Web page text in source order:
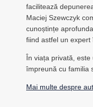
facilitează
Maciej Szewczyk
cunoștințe
fiind astfel un expert
În viața privată,
împreună cu familia
Mai multe despre